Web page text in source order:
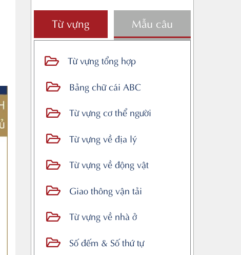
Từ vựng Mẫu câu
Từ vựng tổng hợp
Bảng chữ cái ABC
Từ vựng cơ thể người
Từ vựng về địa lý
Từ vựng về động vật
Giao thông vận tải
Từ vựng về nhà ở
Số đếm & Số thứ tự